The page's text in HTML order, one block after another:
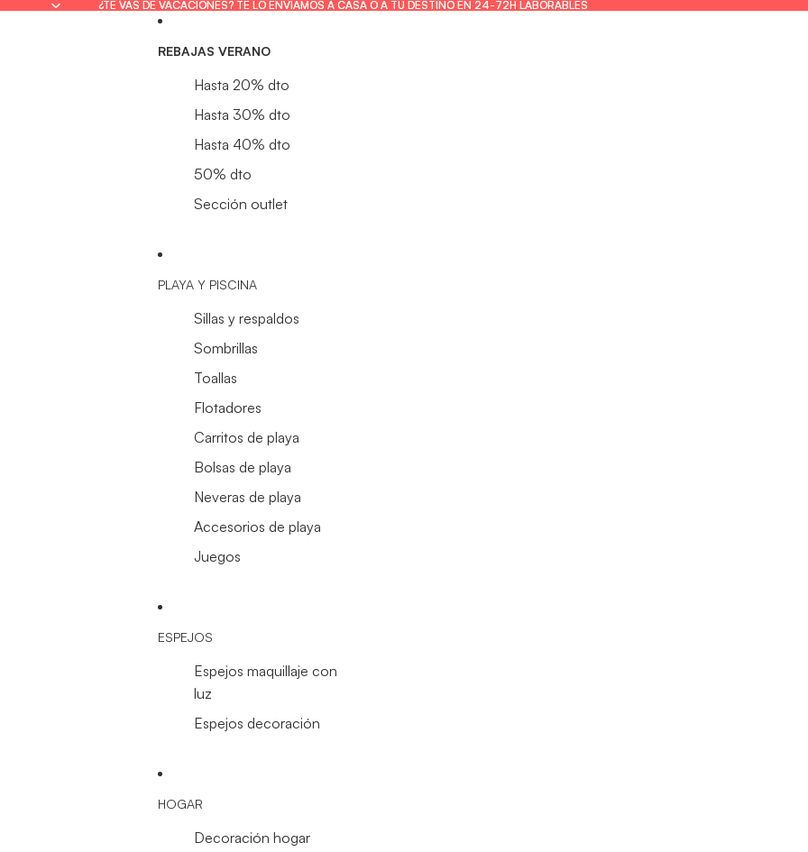
¿TE VAS DE VACACIONES? TE LO ENVIAMOS A CASA O A TU DESTINO EN 24-72H LABORABLES
¿TE VAS DE VACACIONES? TE LO ENVIAMOS A CASA O A TU DESTINO EN 24-72H LABORABLES
REBAJAS VERANO
Hasta 20% dto
Hasta 30% dto
Hasta 40% dto
50% dto
Sección outlet
PLAYA Y PISCINA
Sillas y respaldos
Sombrillas
Toallas
Flotadores
Carritos de playa
Bolsas de playa
Neveras de playa
Accesorios de playa
Juegos
ESPEJOS
Espejos maquillaje con
luz
Espejos decoración
HOGAR
Decoración hogar